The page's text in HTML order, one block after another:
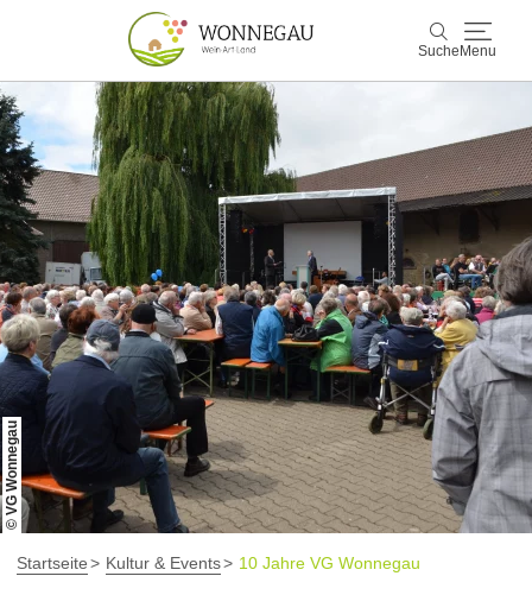
Suche Menu
Suche
Wonnegau
Entdecken & Erleben
Wein & Genuss
Kultur & Events
Buchen & Service
© VG Wonnegau
Startseite Kultur & Events 10 Jahre VG Wonnegau